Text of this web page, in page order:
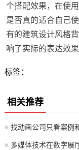
个搭配效果，在使
是否真的适合自己
有的建筑设计风格
响了实际的表达效果
标签：
相关推荐
多媒体技术在数字展